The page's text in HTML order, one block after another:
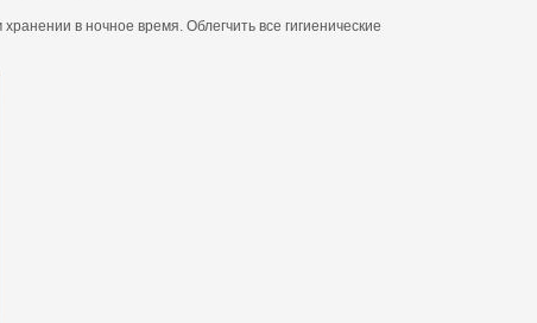
в ночное время. Облегчить все гигиенические